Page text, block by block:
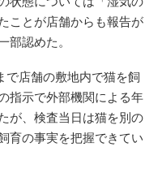
ことが店舗からも報告が
部認めた。
店舗の敷地内で猫を飼
指示で外部機関による年
が、検査当日は猫を別の
育の事実を把握できてい